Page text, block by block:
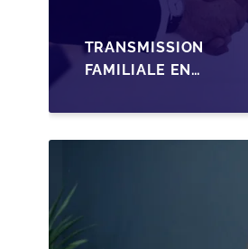
TRANSMISSION
FAMILIALE EN
STRUCTURER LA
CESSION DES PARTS